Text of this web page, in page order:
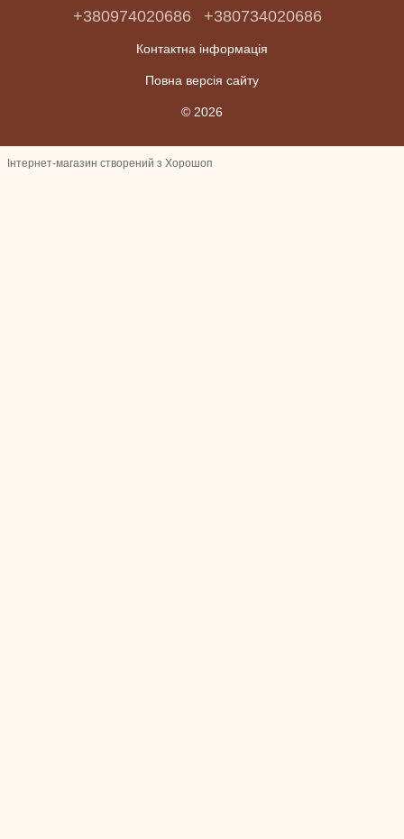
+380974020686 +380734020686
Контактна інформація
Повна версія сайту
© 2026
Інтернет-магазин створений з Хорошоп